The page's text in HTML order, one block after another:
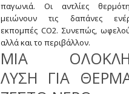
παγωνιά. Οι αντλίες
μειώνουν τις δαπάνες
εκπομπές CO2. Συνεπώς,
αλλά και το περιβάλλον.
ΜΙΑ
ΛΥΣΗ ΓΙΑ